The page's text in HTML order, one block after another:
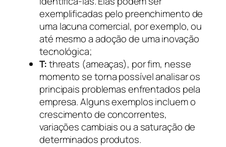
exemplificadas pelo preenchimento de
uma lacuna comercial, por exemplo, ou
até mesmo a adoção de uma inovação
tecnológica;
T:threats (ameaças), por fim, nesse
momento se torna possível analisar os
principais problemas enfrentados pela
empresa. Alguns exemplos incluem o
crescimento de concorrentes,
variações cambiais ou a saturação de
determinados produtos.